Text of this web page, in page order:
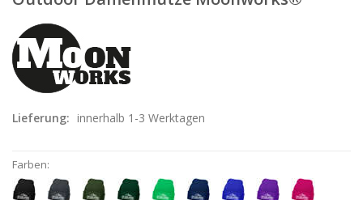
Lieferung: innerhalb 1-3 Werktagen
Farben: